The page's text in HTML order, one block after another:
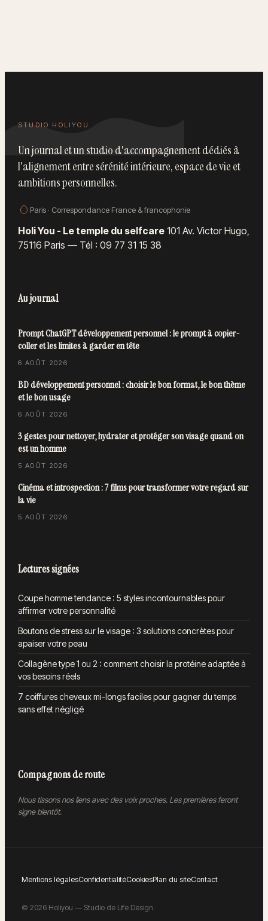
STUDIO HOLIYOU
Un journal et un studio d'accompagnement dédiés à
l'alignement entre sérénité intérieure, espace de vie et
ambitions personnelles.
Paris · Correspondance France & francophonie
Holi You - Le temple du selfcare 101 Av. Victor Hugo,
75116 Paris — Tél : 09 77 31 15 38
Au journal
Prompt ChatGPT développement personnel : le prompt à copier-
coller et les limites à garder en tête
6 AOÛT 2026
BD développement personnel : choisir le bon format, le bon thème
et le bon usage
6 AOÛT 2026
3 gestes pour nettoyer, hydrater et protéger son visage quand on
est un homme
5 AOÛT 2026
Cinéma et introspection : 7 films pour transformer votre regard sur
la vie
5 AOÛT 2026
Lectures signées
Coupe homme tendance : 5 styles incontournables pour
affirmer votre personnalité
Boutons de stress sur le visage : 3 solutions concrètes pour
apaiser votre peau
Collagène type 1 ou 2 : comment choisir la protéine adaptée à
vos besoins réels
7 coiffures cheveux mi-longs faciles pour gagner du temps
sans effet négligé
Compagnons de route
Nous tissons nos liens avec des voix proches. Les premières feront
signe bientôt.
Mentions légalesConfidentialitéCookiesPlan du siteContact
© 2026 Holiyou — Studio de Life Design.